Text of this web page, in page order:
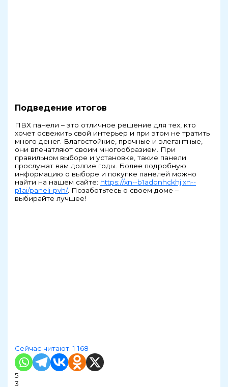
Подведение итогов
ПВХ панели – это отличное решение для тех, кто
хочет освежить свой интерьер и при этом не тратить
много денег. Влагостойкие, прочные и элегантные,
они впечатляют своим многообразием. При
правильном выборе и установке, такие панели
прослужат вам долгие годы. Более подробную
информацию о выборе и покупке панелей можно
найти на нашем сайте: https://xn--b1adonhckhj.xn--
p1ai/paneli-pvh/. Позаботьтесь о своем доме –
выбирайте лучшее!
Сейчас читают: 1 168
5
3